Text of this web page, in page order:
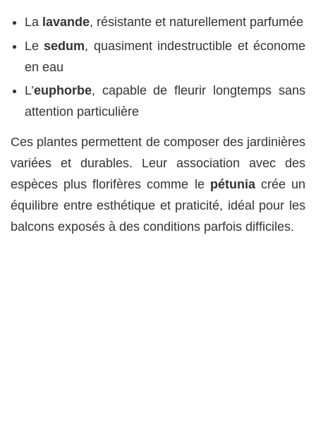
La lavande, résistante et naturellement parfumée
Lesedum, quasiment indestructible et économe
en eau
L’euphorbe, capable de fleurir longtemps sans
attention particulière
Ces plantes permettent de composer des jardinières
variées et durables. Leur association avec des
espèces plus florifères comme le pétuniacrée un
équilibre entre esthétique et praticité, idéal pour les
balcons exposés à des conditions parfois difficiles.